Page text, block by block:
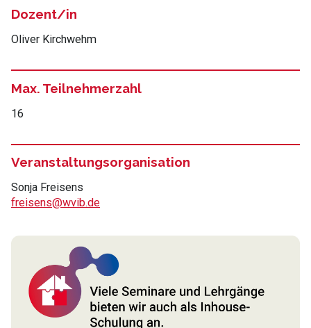
Dozent/in
Oliver Kirchwehm
Max. Teilnehmerzahl
16
Veranstaltungsorganisation
Sonja Freisens
freisens@wvib.de